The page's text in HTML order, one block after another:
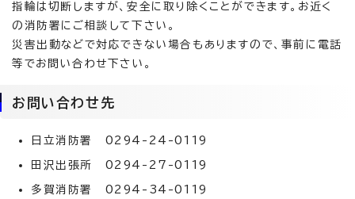
指輪は切断しますが、安全に取り除くことができます。お近く
の消防署にご相談して下さい。
災害出動などで対応できない場合もありますので、事前に電話
等でお問い合わせ下さい。
お問い合わせ先
日立消防署 0294-24-0119
田沢出張所 0294-27-0119
多賀消防署 0294-34-0119